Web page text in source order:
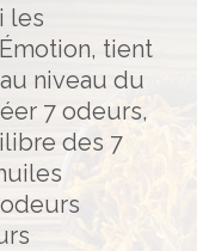
les
tient
niveau du
7 odeurs,
des 7